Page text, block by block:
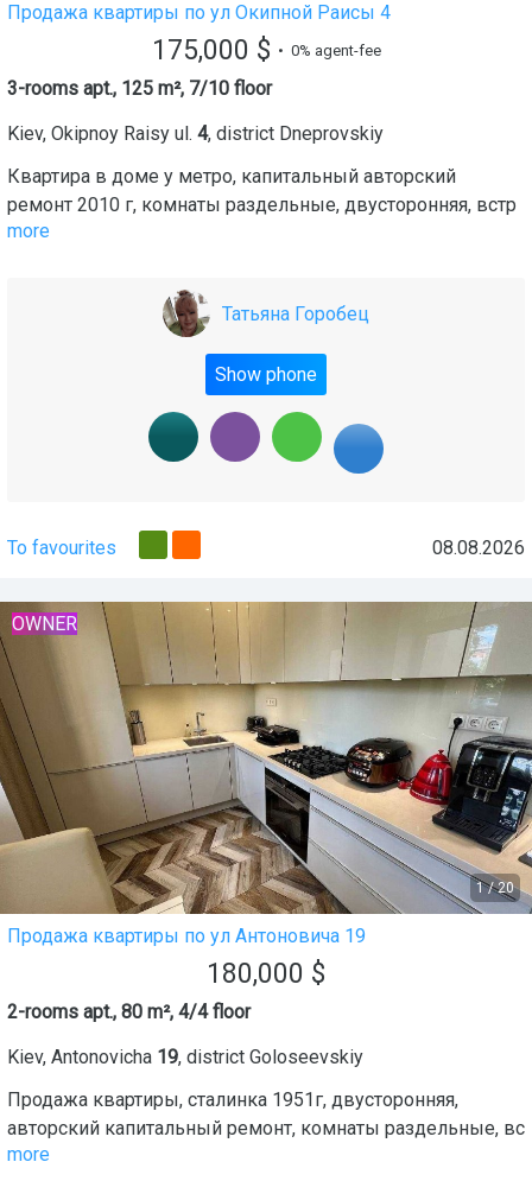
Продажа квартиры по ул Окипной Раисы 4
175,000 $ • 0% agent-fee
3-rooms apt., 125 m², 7/10 floor
Kiev, Okipnoy Raisy ul. 4, district Dneprovskiy
Квартира в доме у метро, капитальный авторский
ремонт 2010 г, комнаты раздельные, двусторонняя, встр
more
Татьяна Горобец
Show phone
To favourites 08.08.2026
1/20
OWNER
Продажа квартиры по ул Антоновича 19
180,000 $
2-rooms apt., 80 m², 4/4 floor
Kiev, Antonovicha 19, district Goloseevskiy
Продажа квартиры, сталинка 1951г, двусторонняя,
авторский капитальный ремонт, комнаты раздельные, вс
more